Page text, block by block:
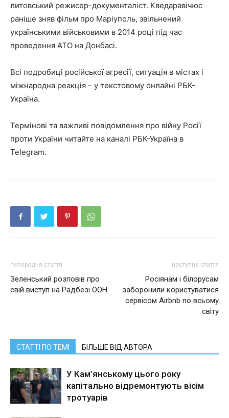
литовський режисер-документаліст. Кведаравічюс
раніше зняв фільм про Маріуполь, звільнений
українськими військовими в 2014 році під час
проведення АТО на Донбасі.
Всі подробиці російської агресії, ситуація в містах і
міжнародна реакція – у текстовому онлайні РБК-
Україна.
Термінові та важливі повідомлення про війну Росії
проти України читайте на каналі РБК-Україна в
Telegram.
попередня стаття
Зеленський розповів про
свій виступ на Радбезі ООН
наступна стаття
Росіянам і білорусам
заборонили користуватися
сервісом Airbnb по всьому
світу
СТАТТІ ПО ТЕМІ БІЛЬШЕ ВІД АВТОРА
У Кам’янському цього року
капітально відремонтують вісім
тротуарів